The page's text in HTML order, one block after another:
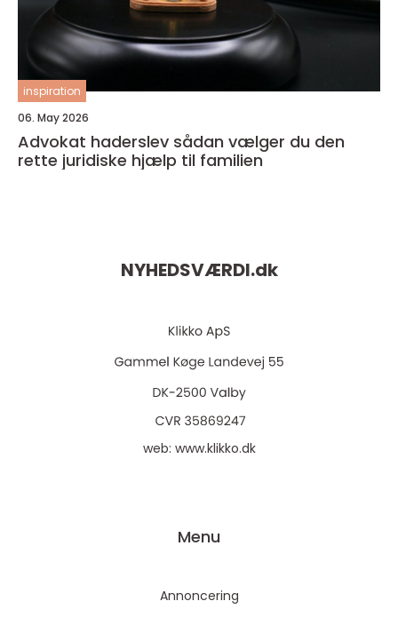
inspiration
06. May 2026
Advokat haderslev sådan vælger du den
rette juridiske hjælp til familien
NYHEDSVÆRDI.dk
web: www.klikko.dk
Menu
Annoncering